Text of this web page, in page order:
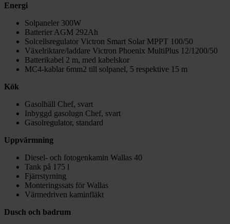
Energi
Solpaneler 300W
Batterier AGM 292Ah
Solcellsregulator Victron Smart Solar MPPT 100/50
Växelriktare/laddare Victron Phoenix MultiPlus 12/1200/50
Batterikabel 2 m, med kabelskor
MC4-kablar 6mm2 till solpanel, 5 respektive 15 m
Kök
Gasolhäll Chef, svart
Inbyggd gasolugn Chef, svart
Gasolregulator, standard
Uppvärmning
Diesel- och fotogenkamin Wallas 40
Tank på 175 l
Fjärrstyrning
Monteringssats för Wallas
Värmedriven kaminfläkt
Dusch och badrum